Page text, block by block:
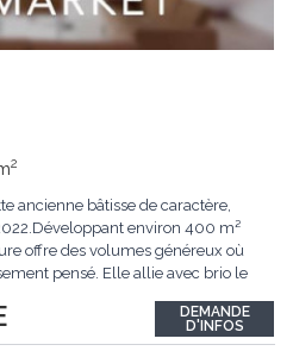
2
ancienne bâtisse de caractère,
environ 400 m²
offre des volumes généreux où
pensé. Elle allie avec brio le
harmonieuse et fonctionnelle a
DEMANDE
D'INFOS